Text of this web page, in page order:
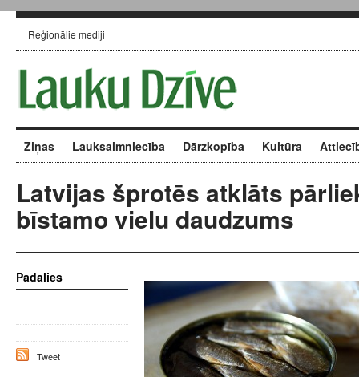
Reģionālie mediji
Ziņas Lauksaimniecība Dārzkopība Kultūra
Latvijas šprotēs atklāts
bīstamo vielu daudzums
Padalies
Tweet